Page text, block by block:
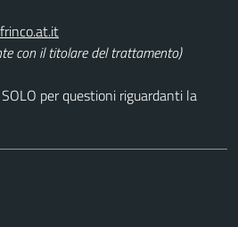
con il titolare del trattamento)
per questioni riguardanti la